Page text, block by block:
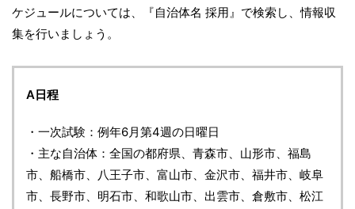
ケジュールについては、『自治体名 採用』で検索し、情報収
集を行いましょう。
A日程
・一次試験：例年6月第4週の日曜日
・主な自治体：全国の都府県、青森市、山形市、福島
市、船橋市、八王子市、富山市、金沢市、福井市、岐阜
市、長野市、明石市、和歌山市、出雲市、倉敷市、松江